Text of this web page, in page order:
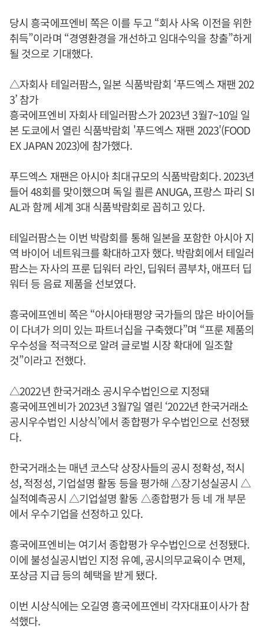
당시 흥국에프엔비 쪽은 이를 두고 “회사 사옥 이전을 위한
취득”이라며 “경영환경을 개선하고 임대수익을 창출”하게
될 것으로 기대했다.
△자회사 테일러팜스, 일본 식품박람회 ‘푸드엑스 재팬 202
3’ 참가
흥국에프엔비 자회사 테일러팜스가 2023년 3월7~10일 일
본 도쿄에서 열린 식품박람회 '푸드엑스 재팬 2023'(FOOD
EX JAPAN 2023)에 참가했다.
푸드엑스 재팬은 아시아 최대규모의 식품박람회다. 2023년
들어 48회를 맞이했으며 독일 쾰른 ANUGA, 프랑스 파리 SI
AL과 함께 세계 3대 식품박람회로 꼽히고 있다.
테일러팜스는 이번 박람회를 통해 일본을 포함한 아시아 지
역 바이어 네트워크를 확대하고자 했다. 박람회에서 테일러
팜스는 자사의 프룬 딥워터 라인, 딥워터 콤부차, 애프터 딥
워터 등 음료 제품을 선보였다.
흥국에프엔비 쪽은 “아시아태평양 국가들의 많은 바이어들
이 다녀가 의미 있는 파트너십을 구축했다”며 “프룬 제품의
우수성을 적극적으로 알려 글로벌 시장 확대에 일조할
것”이라고 전했다.
△2022년 한국거래소 공시우수법인으로 지정돼
흥국에프엔비가 2023년 3월7일 열린 ‘2022년 한국거래소
공시우수법인 시상식’에서 종합평가 우수법인으로 선정됐
다.
한국거래소는 매년 코스닥 상장사들의 공시 정확성, 적시
성, 적정성, 기업설명 활동 등을 평가해 △장기성실공시 △
실적예측공시 △기업설명 활동 △종합평가 등 네 개 부문
에서 우수기업을 선정하고 있다.
흥국에프엔비는 여기서 종합평가 우수법인으로 선정됐다.
이에 불성실공시법인 지정 유예, 공시의무교육이수 면제,
포상금 지급 등의 혜택을 받게 됐다.
이번 시상식에는 오길영 흥국에프엔비 각자대표이사가 참
석했다.